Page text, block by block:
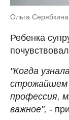
Ольга
Ребенка
"Когда
строжайшем
профессия,
важное", -